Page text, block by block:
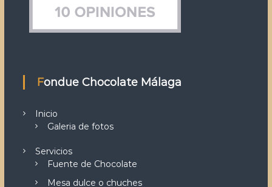
Fondue Chocolate Málaga
Inicio
Galeria de fotos
Servicios
Fuente de Chocolate
Mesa dulce o chuches